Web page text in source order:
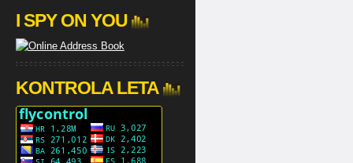
I SPY ON YOU
KONTROLA LETA